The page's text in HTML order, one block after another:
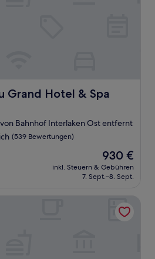
Grand Hotel & Spa
Hotel & Spa
Bahnhof Interlaken Ost entfernt
(539 Bewertungen)
Der
Preis
beträgt
930 €
inkl. Steuern & Gebühren
7. Sept.–8. Sept.